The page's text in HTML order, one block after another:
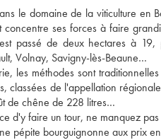
le domaine de la viticulture en
ses forces à faire
passé de deux hectares à 19,
Volnay, Savigny-lès-Beaune…
les méthodes sont
classées de l'appellation
de chêne de 228 litres…
d'y faire un tour, ne manquez
pépite bourguignonne aux prix